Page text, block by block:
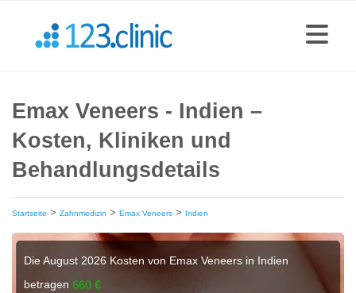
Emax Veneers - Indien –
Kosten, Kliniken und
Behandlungsdetails
Startseite > Zahnmedizin > Emax Veneers > Indien
Die August 2026 Kosten von Emax Veneers in Indien
betragen660 €